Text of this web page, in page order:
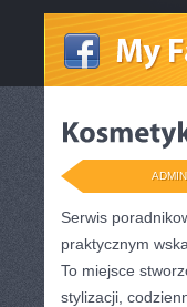
ADMIN
Serwis
praktycznym
To miejsce
stylizacji,